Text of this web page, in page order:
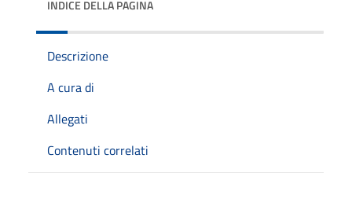
INDICE DELLA PAGINA
Descrizione
A cura di
Allegati
Contenuti correlati